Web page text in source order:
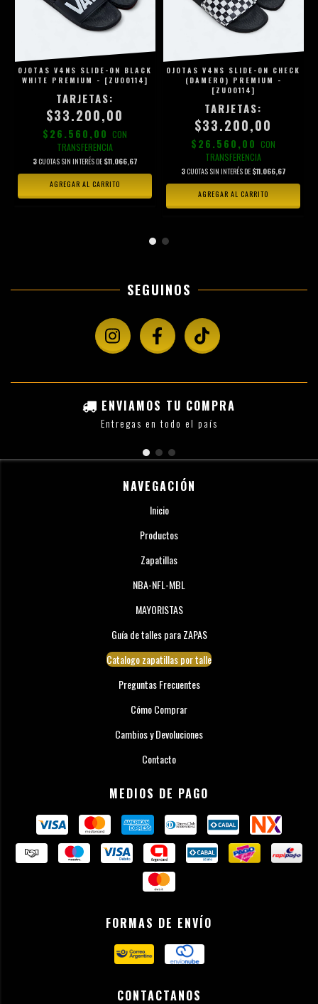
OJOTAS V4NS SLIDE-ON BLACK
WHITE PREMIUM - [ZU00114]
$33.200,00
$26.560,00 CON
TRANSFERENCIA
3CUOTAS SIN INTERÉS DE $11.066,67
AGREGAR AL CARRITO
OJOTAS V4NS SLIDE-ON CHECK
(DAMERO) PREMIUM -
[ZU00114]
$33.200,00
$26.560,00 CON
TRANSFERENCIA
3CUOTAS SIN INTERÉS DE $11.066,67
AGREGAR AL CARRITO
SEGUINOS
ENVIAMOS TU COMPRA
Entregas en todo el país
NAVEGACIÓN
Inicio
Productos
Zapatillas
NBA-NFL-MBL
MAYORISTAS
Guía de talles para ZAPAS
Catalogo zapatillas por talle
Preguntas Frecuentes
Cómo Comprar
Cambios y Devoluciones
Contacto
MEDIOS DE PAGO
FORMAS DE ENVÍO
CONTACTANOS